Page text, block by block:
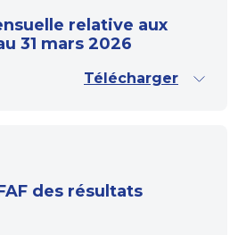
relative aux
31 mars 2026
Télécharger
des résultats